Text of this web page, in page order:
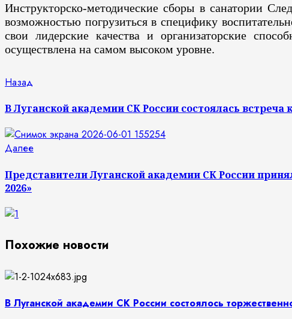
Инструкторско-методические сборы в санатории
возможностью погрузиться в специфику
свои лидерские качества и организаторские
осуществлена на самом высоком уровне.
Продолжить
чтение
Назад
В Луганской академии СК России состоялась
ДалееСледующая
Представители Луганской академии СК России
2026»
Похожие новости
В Луганской академии СК России состоялось